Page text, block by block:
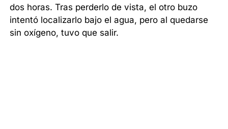
dos horas. Tras perderlo de vista, el otro buzo
intentó localizarlo bajo el agua, pero al quedarse
sin oxígeno, tuvo que salir.